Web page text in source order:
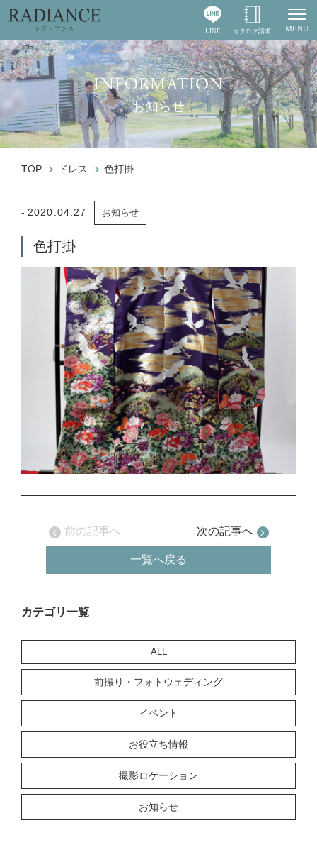
MENU
LINE カタログ請求
INFORMATION
お知らせ
TOP ドレス 色打掛
2020.04.27 お知らせ
色打掛
前の記事へ 次の記事へ
一覧へ戻る
カテゴリ一覧
ALL
前撮り・フォトウェディング
イベント
お役立ち情報
撮影ロケーション
お知らせ